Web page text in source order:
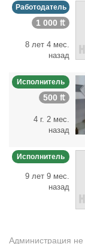
Работодатель
1 000 ₶
8 лет 4 мес.
назад
Исполнитель
500 ₶
4 г. 2 мес.
назад
Исполнитель
9 лет 9 мес.
назад
Администрация не